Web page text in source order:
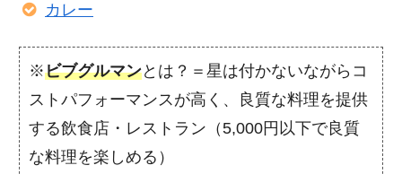
カレー
※ビブグルマンとは？＝星は付かないながらコ
ストパフォーマンスが高く、良質な料理を提供
する飲食店・レストラン（5,000円以下で良質
な料理を楽しめる）